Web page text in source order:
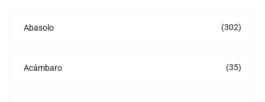
Abasolo (302)
Acámbaro (35)